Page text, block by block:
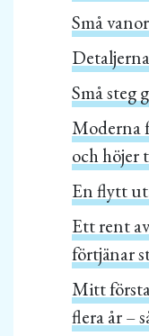
Små
Små steg
Moderna
och höjer
En flytt
Ett rent
förtjänar
Mitt
flera år –